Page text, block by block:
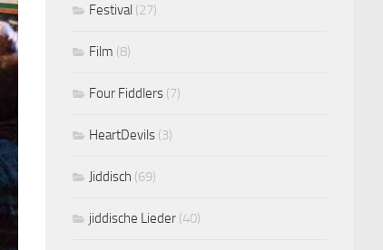
Festival (27)
Film (8)
Four Fiddlers (7)
HeartDevils (3)
Jiddisch (69)
jiddische Lieder (40)